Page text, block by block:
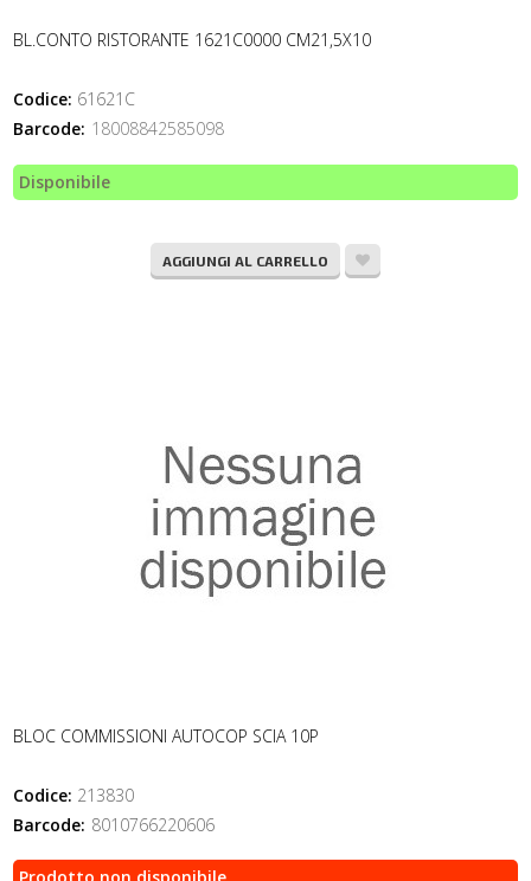
BL.CONTO RISTORANTE 1621C0000 CM21,5X10
Codice: 61621C
Barcode: 18008842585098
Disponibile
AGGIUNGI AL CARRELLO
BLOC COMMISSIONI AUTOCOP SCIA 10P
Codice: 213830
Barcode: 8010766220606